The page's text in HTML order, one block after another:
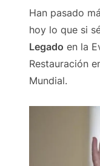
Han pasado
hoy lo que si
Legado en la
Restauración
Mundial.